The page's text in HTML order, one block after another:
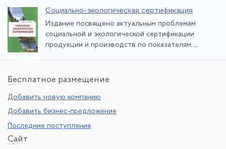
Социально-экологическая сертификация
Издание посвящено актуальным проблемам
социальной и экологической сертификации
продукции и производств по показателям ...
Бесплатное размещение
Добавить новую компанию
Добавить бизнес-предложение
Последние поступления
Сайт